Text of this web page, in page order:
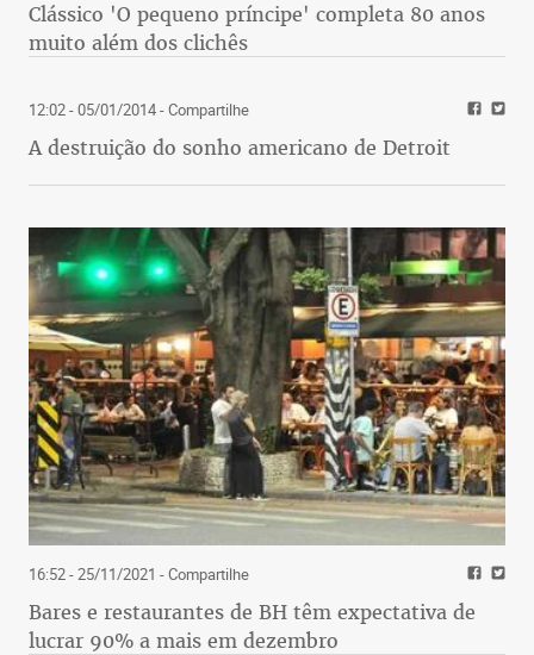
Clássico 'O pequeno príncipe' completa 80 anos
muito além dos clichês
12:02 - 05/01/2014- Compartilhe
A destruição do sonho americano de Detroit
16:52 - 25/11/2021 - Compartilhe
Bares e restaurantes de BH têm expectativa de
lucrar 90% a mais em dezembro